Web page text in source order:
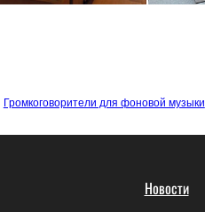
Громкоговорители для фоновой музыки
Новости